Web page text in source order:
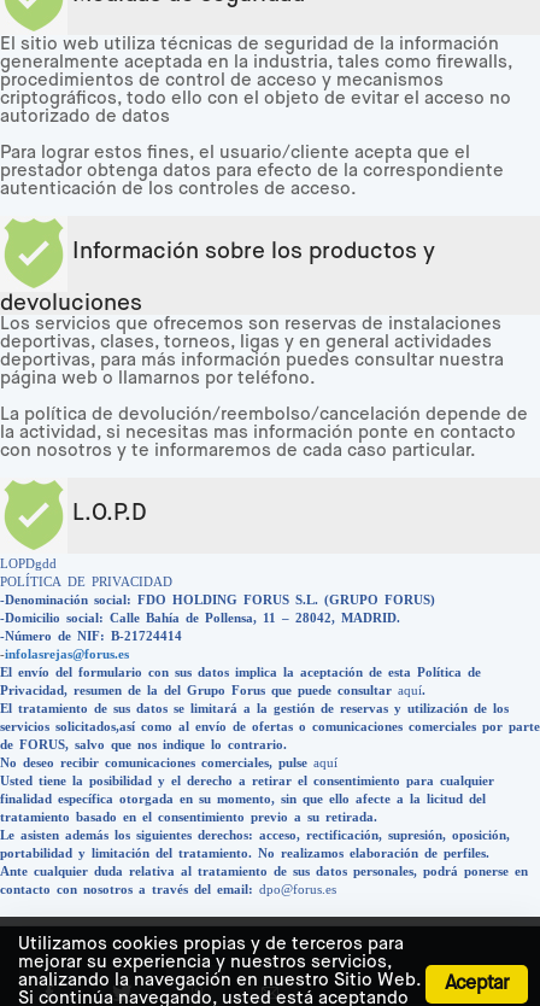
El sitio web utiliza técnicas de seguridad de la información
generalmente aceptada en la industria, tales como firewalls,
procedimientos de control de acceso y mecanismos
criptográficos, todo ello con el objeto de evitar el acceso no
autorizado de datos
Para lograr estos fines, el usuario/cliente acepta que el
prestador obtenga datos para efecto de la correspondiente
autenticación de los controles de acceso.
Información sobre los productos y
devoluciones
Los servicios que ofrecemos son reservas de instalaciones
deportivas, clases, torneos, ligas y en general actividades
deportivas, para más información puedes consultar nuestra
página web o llamarnos por teléfono.
La política de devolución/reembolso/cancelación depende de
la actividad, si necesitas mas información ponte en contacto
con nosotros y te informaremos de cada caso particular.
L.O.P.D
LOPDgdd
POLÍTICA DE PRIVACIDAD
-Denominación social: FDO HOLDING FORUS S.L. (GRUPO FORUS)
-Domicilio social: Calle Bahía de Pollensa, 11 – 28042, MADRID.
-Número de NIF: B-21724414
-infolasrejas@forus.es
El envío del formulario con sus datos implica la aceptación de esta Política de
Privacidad, resumen de la del Grupo Forus que puede consultar aquí
El tratamiento de sus datos se limitará a la gestión de reservas y utilización de los
servicios solicitados,así como al envío de ofertas o comunicaciones comerciales por parte
de FORUS, salvo que nos indique lo contrario.
No deseo recibir comunicaciones comerciales, pulse aquí
Usted tiene la posibilidad y el derecho a retirar el consentimiento para cualquier
finalidad específica otorgada en su momento, sin que ello afecte a la licitud del
tratamiento basado en el consentimiento previo a su retirada.
Le asisten además los siguientes derechos: acceso, rectificación, supresión, oposición,
portabilidad y limitación del tratamiento. No realizamos elaboración de perfiles.
Ante cualquier duda relativa al tratamiento de sus datos personales, podrá ponerse en
contacto con nosotros a través del email: dpo@forus.es
Utilizamos cookies propias y de terceros para
mejorar su experiencia y nuestros servicios,
analizando la navegación en nuestro Sitio Web.
Si continúa navegando, usted está aceptando
Aceptar